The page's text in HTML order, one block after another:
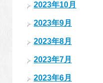
2023年10月
2023年9月
2023年8月
2023年7月
2023年6月